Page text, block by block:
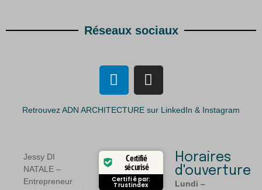
Réseaux sociaux
Retrouvez ADN ARCHITECTURE sur LinkedIn & Instagram
Jessy DI
NATALE –
Entrepreneur
Certifié
sécurisé
Certifié par:
Trustindex
Horaires
d'ouverture
Lundi –